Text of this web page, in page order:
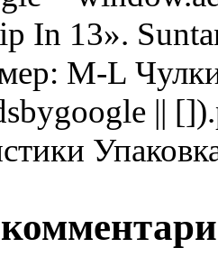
In 13».
M-L
||